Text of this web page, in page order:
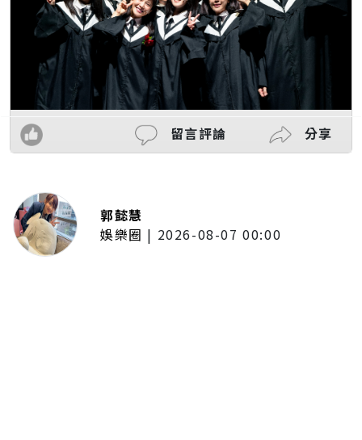
留言評論 分享
郭懿慧
娛樂圈 | 2026-08-07 00:00